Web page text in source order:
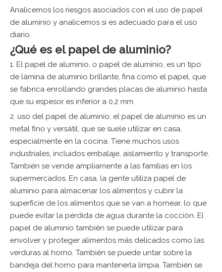
Analicemos los riesgos asociados con el uso de papel
de aluminio y analicemos si es adecuado para el uso
diario.
¿Qué es el papel de aluminio?
1. El papel de aluminio, o papel de aluminio, es un tipo
de lámina de aluminio brillante, fina como el papel, que
se fabrica enrollando grandes placas de aluminio hasta
que su espesor es inferior a 0,2 mm.
2. uso del papel de aluminio: el papel de aluminio es un
metal fino y versátil, que se suele utilizar en casa,
especialmente en la cocina. Tiene muchos usos
industriales, incluidos embalaje, aislamiento y transporte.
También se vende ampliamente a las familias en los
supermercados. En casa, la gente utiliza papel de
aluminio para almacenar los alimentos y cubrir la
superficie de los alimentos que se van a hornear, lo que
puede evitar la pérdida de agua durante la cocción. El
papel de aluminio también se puede utilizar para
envolver y proteger alimentos más delicados como las
verduras al horno. También se puede untar sobre la
bandeja del horno para mantenerla limpia. También se